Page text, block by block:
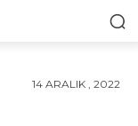
14 ARALIK , 2022